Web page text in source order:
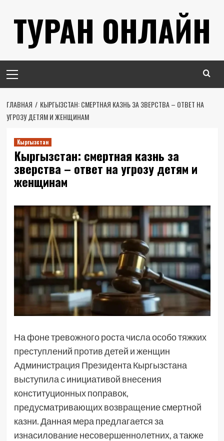
содержимому
ТУРАН ОНЛАЙН
меню
ГЛАВНАЯ
КЫРГЫЗСТАН: СМЕРТНАЯ КАЗНЬ ЗА ЗВЕРСТВА – ОТВЕТ НА
УГРОЗУ ДЕТЯМ И ЖЕНЩИНАМ
Кыргызстан
Кыргызстан: смертная казнь за
зверства – ответ на угрозу детям и
женщинам
На фоне тревожного роста числа особо тяжких
преступлений против детей и женщин
Администрация Президента Кыргызстана
выступила с инициативой внесения
конституционных поправок,
предусматривающих возвращение смертной
казни. Данная мера предлагается за
изнасилование несовершеннолетних, а также